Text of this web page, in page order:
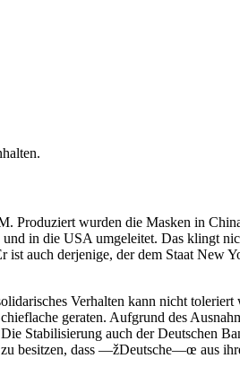
Produziert wurden die Masken in
in die USA umgeleitet. Das klingt
auch derjenige, der dem Staat New
Verhalten kann nicht
geraten. Aufgrund des
Stabilisierung auch der Deutschen
besitzen, dass —žDeutsche—œ aus